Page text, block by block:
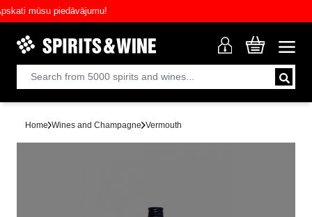
mūsu piedāvājumu!
Home Wines and Champagne Vermouth